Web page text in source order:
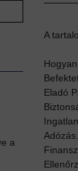
a
A
Eladó
Adózás...